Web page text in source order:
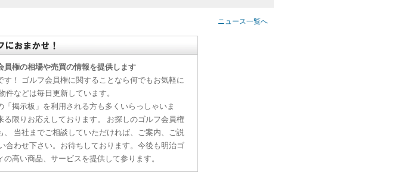
ニュース一覧へ
権の相場や売買の情報を提供します
！ ゴルフ会員権に関することなら何でもお気軽に
件などは毎日更新しています。
掲示板」を利用される方も多くいらっしゃいま
限りお応えしております。 お探しのゴルフ会員権
当社までご相談していただければ、ご案内、ご説
合わせ下さい。お待ちしております。今後も明治ゴ
高い商品、サービスを提供して参ります。